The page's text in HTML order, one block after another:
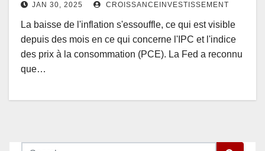
JAN 30, 2025 CROISSANCEINVESTISSEMENT
La baisse de l'inflation s'essouffle, ce qui est visible
depuis des mois en ce qui concerne l'IPC et l'indice
des prix à la consommation (PCE). La Fed a reconnu
que…